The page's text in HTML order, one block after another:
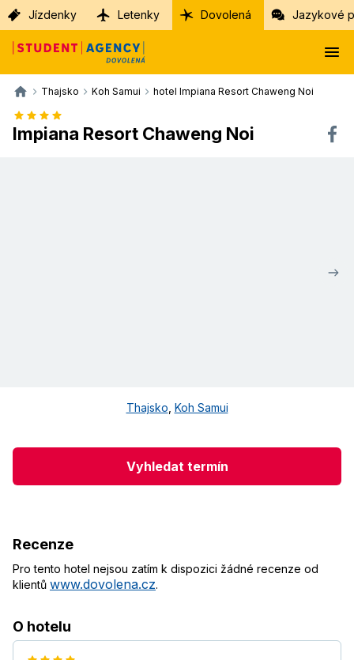
Jízdenky Letenky Dovolená Jazykové
Thajsko Koh Samui hotel Impiana Resort Chaweng Noi
Impiana Resort Chaweng Noi
Thajsko Koh Samui
Vyhledat termín
Recenze
Pro tento hotel nejsou zatím k dispozici žádné recenze od
klientů www.dovolena.cz.
O hotelu